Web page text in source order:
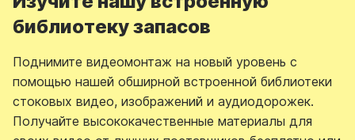
библиотеку запасов
Поднимите видеомонтаж на новый уровень с
помощью нашей обширной встроенной библиотеки
стоковых видео, изображений и аудиодорожек.
Получайте высококачественные материалы для